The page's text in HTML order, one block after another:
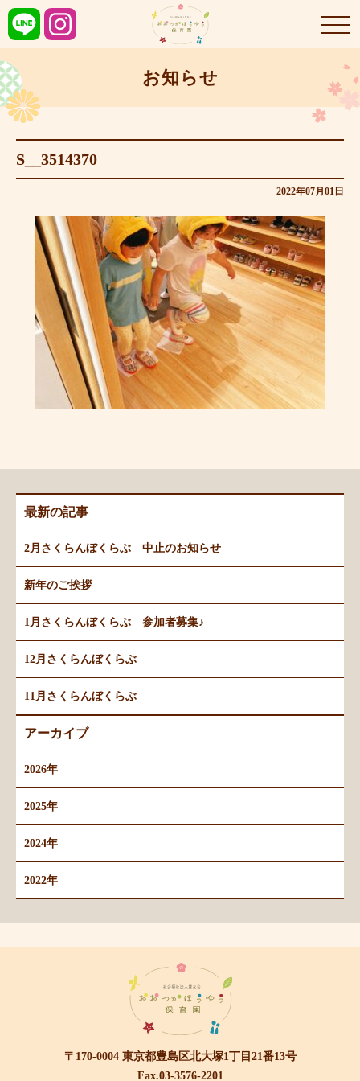
お知らせ
S__3514370
2022年07月01日
最新の記事
2月さくらんぼくらぶ 中止のお知らせ
新年のご挨拶
1月さくらんぼくらぶ 参加者募集♪
12月さくらんぼくらぶ
11月さくらんぼくらぶ
アーカイブ
2026年
2025年
2024年
2022年
〒170-0004 東京都豊島区北大塚1丁目21番13号
Fax.03-3576-2201